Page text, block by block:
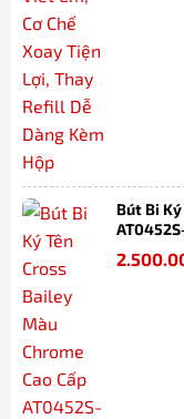
Bút Bi
Lợi, Thay